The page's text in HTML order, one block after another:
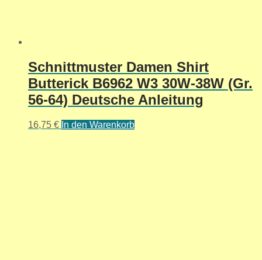
Schnittmuster Damen Shirt
Butterick B6962 W3 30W-38W (Gr.
56-64) Deutsche Anleitung
16,75 € In den Warenkorb